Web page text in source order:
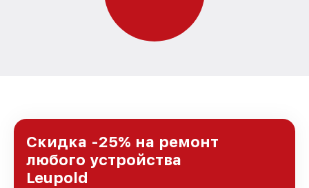
Скидка -25% на ремонт
любого устройства
Leupold